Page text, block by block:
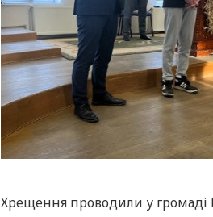
Хрещення проводили у громаді